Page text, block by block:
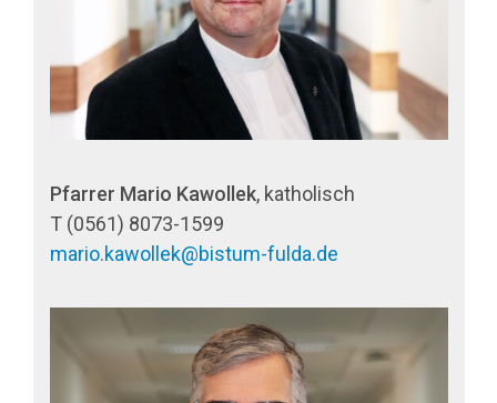
Pfarrer Mario Kawollek, katholisch
T (0561) 8073-1599
mario.kawollek@bistum-fulda.de